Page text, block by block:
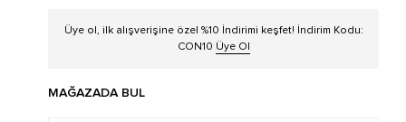
Üye ol, ilk alışverişine özel %10 İndirimi keşfet! İndirim Kodu:
CON10 Üye Ol
MAĞAZADA BUL